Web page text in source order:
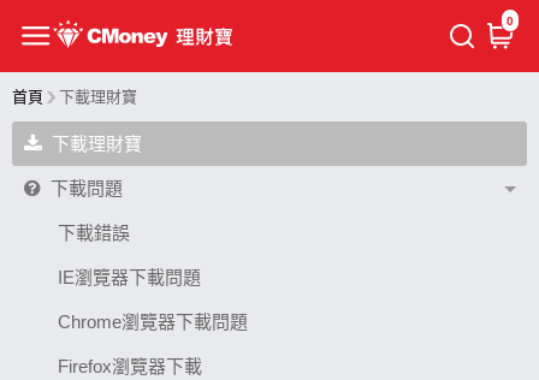
0
首頁 下載理財寶
下載理財寶
下載問題
下載錯誤
IE瀏覽器下載問題
Chrome瀏覽器下載問題
Firefox瀏覽器下載